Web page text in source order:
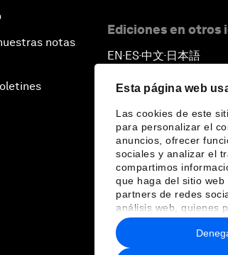
Esta página web
Las cookies de este
para personalizar el
anuncios, ofrecer
sociales y analizar el
compartimos
que haga del sitio web
partners de redes
análisis web, quienes
combinarla con otra
haya proporcionado o
recopilado a partir del
notas
Ediciones en otros
EN ▪ ES▪中文▪ 日本語